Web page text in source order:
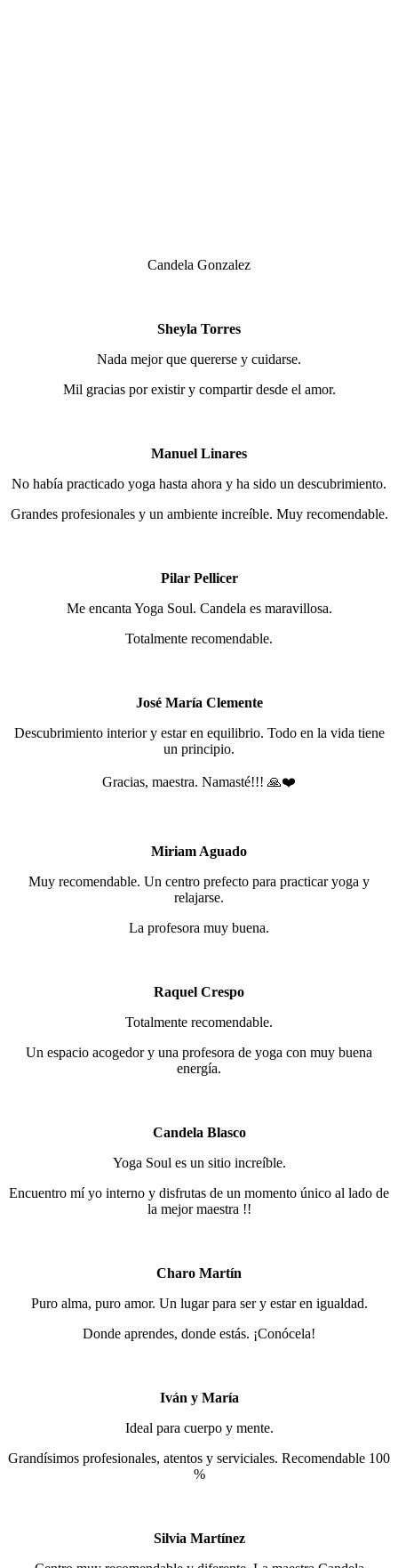
Candela Gonzalez
Sheyla Torres
Nada mejor que quererse y cuidarse.
Mil gracias por existir y compartir desde el amor.
Manuel Linares
No había practicado yoga hasta ahora y ha sido un descubrimiento.
Grandes profesionales y un ambiente increíble. Muy recomendable.
Pilar Pellicer
Me encanta Yoga Soul. Candela es maravillosa.
Totalmente recomendable.
José María Clemente
Descubrimiento interior y estar en equilibrio. Todo en la vida tiene
un principio.
Gracias, maestra. Namasté!!! 🙏❤️
Miriam Aguado
Muy recomendable. Un centro prefecto para practicar yoga y
relajarse.
La profesora muy buena.
Raquel Crespo
Totalmente recomendable.
Un espacio acogedor y una profesora de yoga con muy buena
energía.
Candela Blasco
Yoga Soul es un sitio increíble.
Encuentro mí yo interno y disfrutas de un momento único al lado de
la mejor maestra !!
Charo Martín
Puro alma, puro amor. Un lugar para ser y estar en igualdad.
Donde aprendes, donde estás. ¡Conócela!
Iván y María
Ideal para cuerpo y mente.
Grandísimos profesionales, atentos y serviciales. Recomendable 100
%
Silvia Martínez